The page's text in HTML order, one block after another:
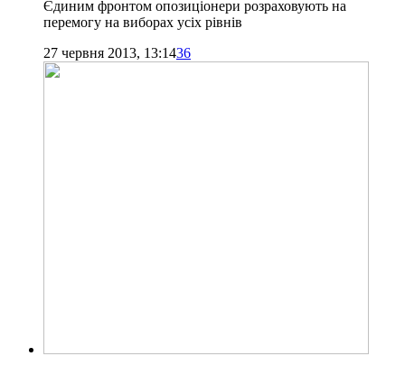
Єдиним фронтом опозиціонери розраховують на
перемогу на виборах усіх рівнів
27 червня 2013, 13:1436